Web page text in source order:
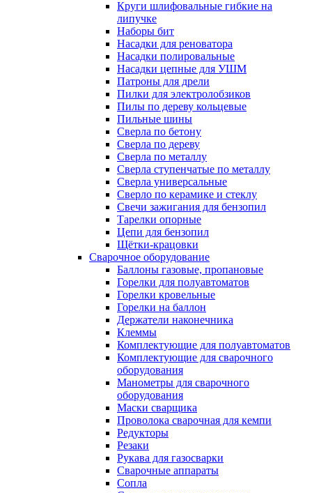
Круги шлифовальные гибкие на
липучке
Наборы бит
Насадки для реноватора
Насадки полировальные
Насадки цепные для УШМ
Патроны для дрели
Пилки для электролобзиков
Пилы по дереву кольцевые
Пильные шины
Сверла по бетону
Сверла по дереву
Сверла по металлу
Сверла ступенчатые по металлу
Сверла универсальные
Сверло по керамике и стеклу
Свечи зажигания для бензопил
Тарелки опорные
Цепи для бензопил
Щётки-крацовки
Сварочное оборудование
Баллоны газовые, пропановые
Горелки для полуавтоматов
Горелки кровельные
Горелки на баллон
Держатели наконечника
Клеммы
Комплектующие для полуавтоматов
Комплектующие для сварочного
оборудования
Манометры для сварочного
оборудования
Маски сварщика
Проволока сварочная для кемпи
Редукторы
Резаки
Рукава для газосварки
Сварочные аппараты
Сопла